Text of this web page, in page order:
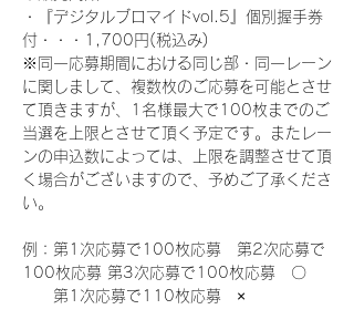
・『デジタルブロマイドvol.5』個別握手券
付・・・1,700円(税込み)
※同一応募期間における同じ部・同一レーン
に関しまして、複数枚のご応募を可能とさせ
て頂きますが、1名様最大で100枚までのご
当選を上限とさせて頂く予定です。またレー
ンの申込数によっては、上限を調整させて頂
く場合がございますので、予めご了承くださ
い。
例：第1次応募で100枚応募　第2次応募で
100枚応募 第3次応募で100枚応募　〇
第1次応募で110枚応募　×